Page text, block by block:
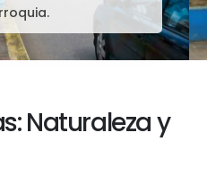
Naturaleza y